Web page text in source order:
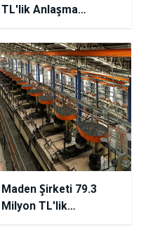
TL'lik Anlaşma
Açıkladı!
Maden Şirketi 79.3
Milyon TL'lik
Anlaşmasını Duyurdu!